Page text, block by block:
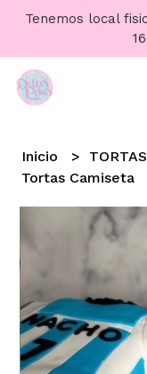
Tenemos local
Inicio
Tortas Camiseta